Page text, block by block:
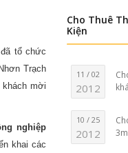
tổ chức
Trạch
khách mời
nghiệp
khai các
Cho Thuê
Kiện
11 / 02
2012
10 / 25
2012
3m